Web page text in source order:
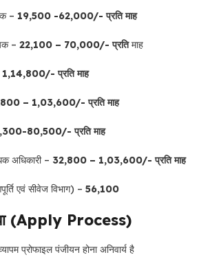
– 19,500 -62,000/- प्रति माह
– 22,100 – 70,000/- प्रतिमाह
प्रति माह
– 1,03,600/- प्रति माह
80,500/- प्रति माह
अधिकारी – 32,800 – 1,03,600/- प्रति माह
एवं सीवेज विभाग) – 56,100
(Apply Process)
प्रोफाइल पंजीयन होना अनिवार्य है